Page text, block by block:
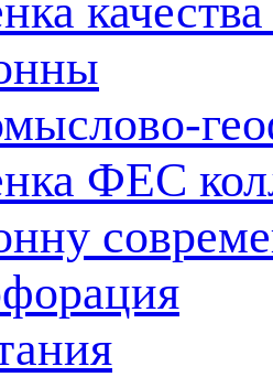
ФЕС